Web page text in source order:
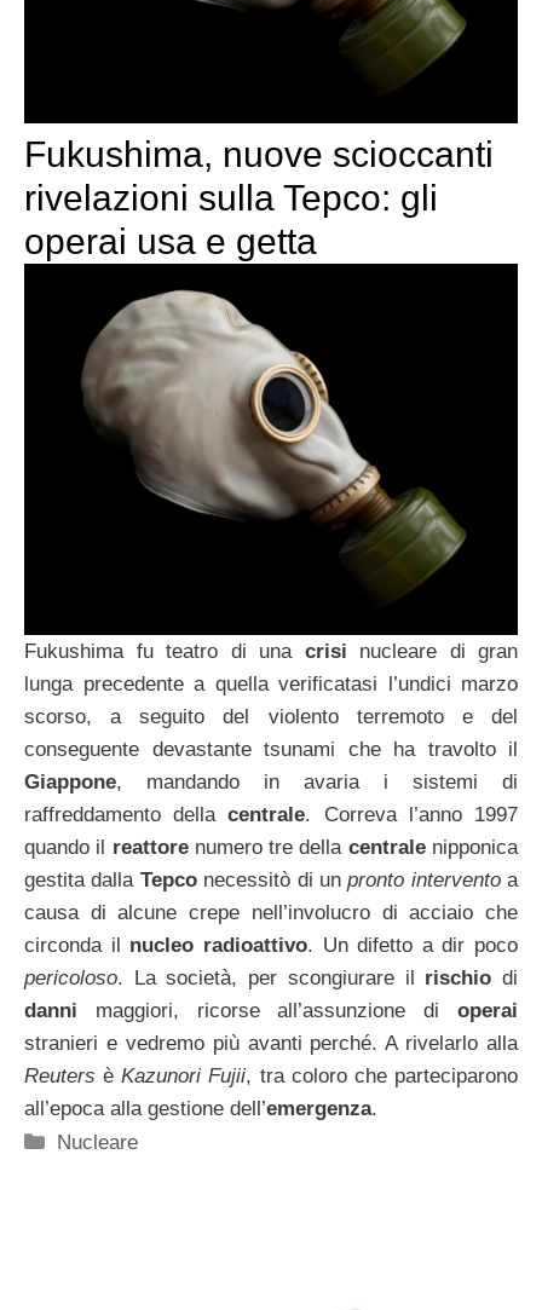
Fukushima, nuove scioccanti
rivelazioni sulla Tepco: gli
operai usa e getta
Fukushima fu teatro di una crisi nucleare di gran
lunga precedente a quella verificatasi l’undici marzo
scorso, a seguito del violento terremoto e del
conseguente devastante tsunami che ha travolto il
Giappone, mandando in avaria i sistemi di
raffreddamento dellacentrale. Correva l’anno 1997
quando il reattorenumero tre della centralenipponica
gestita dalla Tepconecessitò di unpronto interventoa
causa di alcune crepe nell’involucro di acciaio che
circonda il nucleo radioattivo. Un difetto a dir poco
pericoloso. La società, per scongiurare il rischio di
danni maggiori, ricorse all’assunzione di operai
stranieri e vedremo più avanti perché. A rivelarlo alla
Reuters èKazunori Fujii, tra coloro che parteciparono
all’epoca alla gestione dell’emergenza.
Categorie
Nucleare